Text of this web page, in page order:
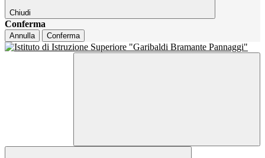
Chiudi
Conferma
Annulla Conferma